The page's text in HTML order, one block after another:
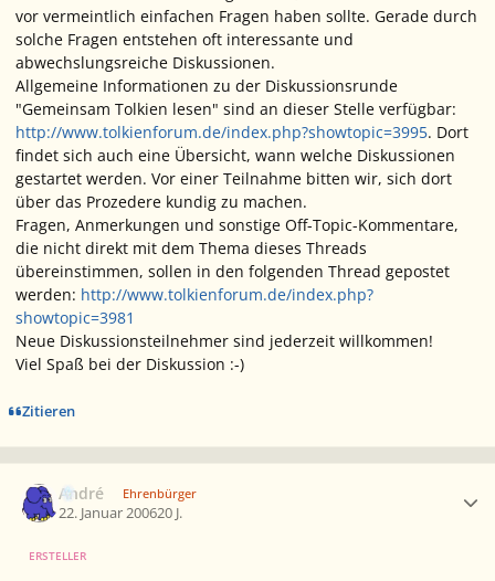
vor vermeintlich einfachen Fragen haben sollte. Gerade durch
solche Fragen entstehen oft interessante und
abwechslungsreiche Diskussionen.
Allgemeine Informationen zu der Diskussionsrunde
"Gemeinsam Tolkien lesen" sind an dieser Stelle verfügbar:
http://www.tolkienforum.de/index.php?showtopic=3995. Dort
findet sich auch eine Übersicht, wann welche Diskussionen
gestartet werden. Vor einer Teilnahme bitten wir, sich dort
über das Prozedere kundig zu machen.
Fragen, Anmerkungen und sonstige Off-Topic-Kommentare,
die nicht direkt mit dem Thema dieses Threads
übereinstimmen, sollen in den folgenden Thread gepostet
werden: http://www.tolkienforum.de/index.php?
showtopic=3981
Neue Diskussionsteilnehmer sind jederzeit willkommen!
Viel Spaß bei der Diskussion :-)
Zitieren
André Ehrenbürger
22. Januar 200620 J.
ERSTELLER